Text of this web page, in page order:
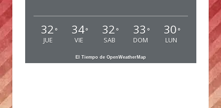
32 °
JUE
34°
VIE
32 °
SAB
33 °
DOM
30 °
LUN
El Tiempo de OpenWeatherMap